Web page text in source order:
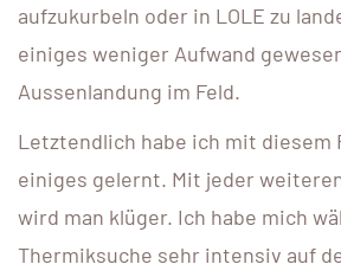
aufzukurbeln oder in LOLE zu
einiges weniger Aufwand
Aussenlandung im Feld.
Letztendlich habe ich mit diesem
einiges gelernt. Mit jeder
wird man klüger. Ich habe mich
Thermiksuche sehr intensiv auf